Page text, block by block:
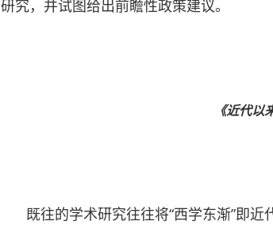
研究，并试图给出前瞻性政策建议。
《近代
既往的学术研究往往将“西学东渐”即